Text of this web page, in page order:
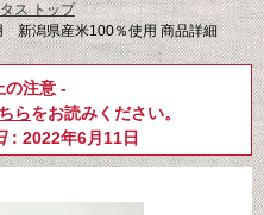
ス トップ
潟県産米100％使用 商品詳細
の注意 -
らをお読みください。
: 2022年6月11日